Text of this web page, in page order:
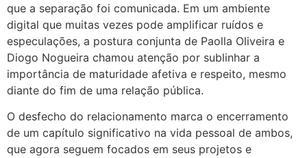
que a separação foi comunicada. Em um ambiente
digital que muitas vezes pode amplificar ruídos e
especulações, a postura conjunta de Paolla Oliveira e
Diogo Nogueira chamou atenção por sublinhar a
importância de maturidade afetiva e respeito, mesmo
diante do fim de uma relação pública.
O desfecho do relacionamento marca o encerramento
de um capítulo significativo na vida pessoal de ambos,
que agora seguem focados em seus projetos e